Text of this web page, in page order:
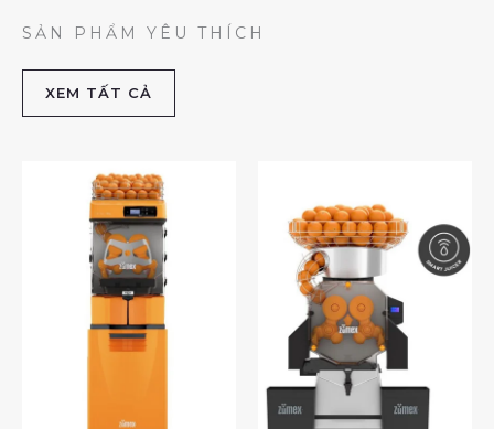
SẢN PHẨM YÊU THÍCH
XEM TẤT CẢ